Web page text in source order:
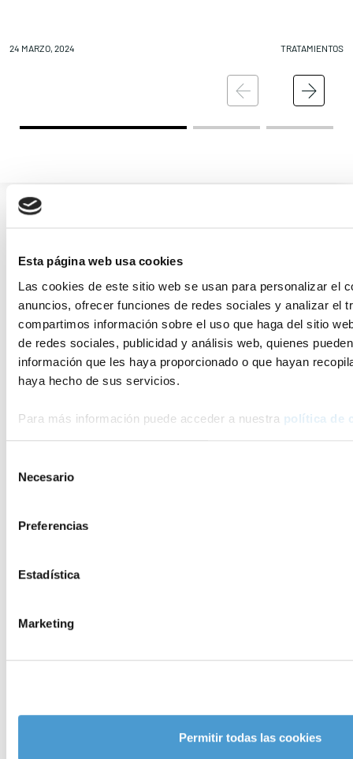
Esta página web usa cookies
Las cookies de este sitio web se usan para personalizar el
anuncios, ofrecer funciones de redes sociales y analizar el
compartimos información sobre el uso que haga del sitio
de redes sociales, publicidad y análisis web, quienes
información que les haya proporcionado o que hayan
haya hecho de sus servicios.
Para más información puede acceder a nuestra política de
Necesario
Preferencias
Estadística
Marketing
Permitir todas las cookies
24 MARZO, 2024 TRATAMIENTOS